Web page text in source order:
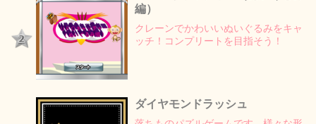
編）
クレーンでかわいいぬいぐるみをキャ
ッチ！コンプリートを目指そう！
ダイヤモンドラッシュ